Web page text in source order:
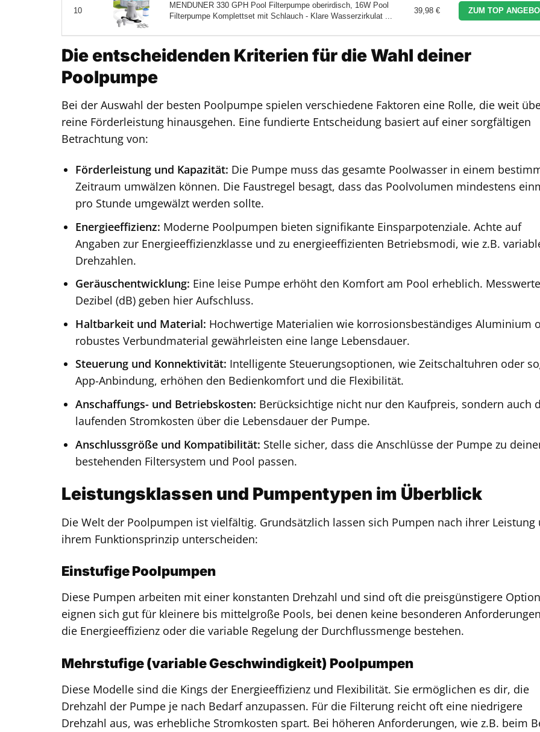
10
MENDUNER 330 GPH Pool Filterpumpe oberirdisch, 16W Pool
Filterpumpe Komplettset mit Schlauch - Klare Wasserzirkulat ...
39,98 € ZUM TOP
Die entscheidenden Kriterien für die Wahl deiner
Poolpumpe
Bei der Auswahl der besten Poolpumpe spielen verschiedene Faktoren eine Rolle, die weit
reine Förderleistung hinausgehen. Eine fundierte Entscheidung basiert auf einer sorgfältigen
Betrachtung von:
Förderleistung und Kapazität: Die Pumpe muss das gesamte Poolwasser in einem
Zeitraum umwälzen können. Die Faustregel besagt, dass das Poolvolumen mindestens
pro Stunde umgewälzt werden sollte.
Energieeffizienz: Moderne Poolpumpen bieten signifikante Einsparpotenziale. Achte auf
Angaben zur Energieeffizienzklasse und zu energieeffizienten Betriebsmodi, wie z.B.
Drehzahlen.
Geräuschentwicklung: Eine leise Pumpe erhöht den Komfort am Pool erheblich.
Dezibel (dB) geben hier Aufschluss.
Haltbarkeit und Material: Hochwertige Materialien wie korrosionsbeständiges Aluminium
robustes Verbundmaterial gewährleisten eine lange Lebensdauer.
Steuerung und Konnektivität: Intelligente Steuerungsoptionen, wie Zeitschaltuhren oder
App-Anbindung, erhöhen den Bedienkomfort und die Flexibilität.
Anschaffungs- und Betriebskosten: Berücksichtige nicht nur den Kaufpreis, sondern auch
laufenden Stromkosten über die Lebensdauer der Pumpe.
Anschlussgröße und Kompatibilität: Stelle sicher, dass die Anschlüsse der Pumpe zu
bestehenden Filtersystem und Pool passen.
Leistungsklassen und Pumpentypen im Überblick
Die Welt der Poolpumpen ist vielfältig. Grundsätzlich lassen sich Pumpen nach ihrer Leistung
ihrem Funktionsprinzip unterscheiden:
Einstufige Poolpumpen
Diese Pumpen arbeiten mit einer konstanten Drehzahl und sind oft die preisgünstigere
eignen sich gut für kleinere bis mittelgroße Pools, bei denen keine besonderen
die Energieeffizienz oder die variable Regelung der Durchflussmenge bestehen.
Mehrstufige (variable Geschwindigkeit) Poolpumpen
Diese Modelle sind die Kings der Energieeffizienz und Flexibilität. Sie ermöglichen es dir, die
Drehzahl der Pumpe je nach Bedarf anzupassen. Für die Filterung reicht oft eine niedrigere
Drehzahl aus, was erhebliche Stromkosten spart. Bei höheren Anforderungen, wie z.B. beim